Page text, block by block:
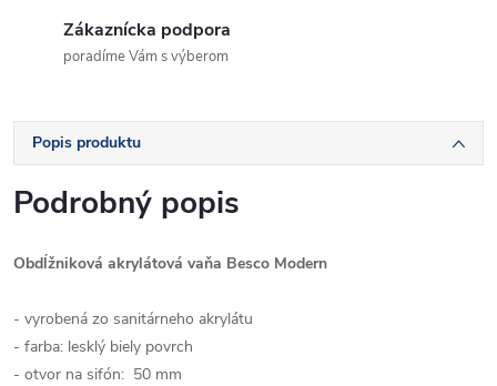
Zákaznícka podpora
poradíme Vám s výberom
Popis produktu
Podrobný popis
Obdĺžniková akrylátová vaňa Besco Modern
- vyrobená zo sanitárneho akrylátu
- farba: lesklý biely povrch
- otvor na sifón: 50 mm